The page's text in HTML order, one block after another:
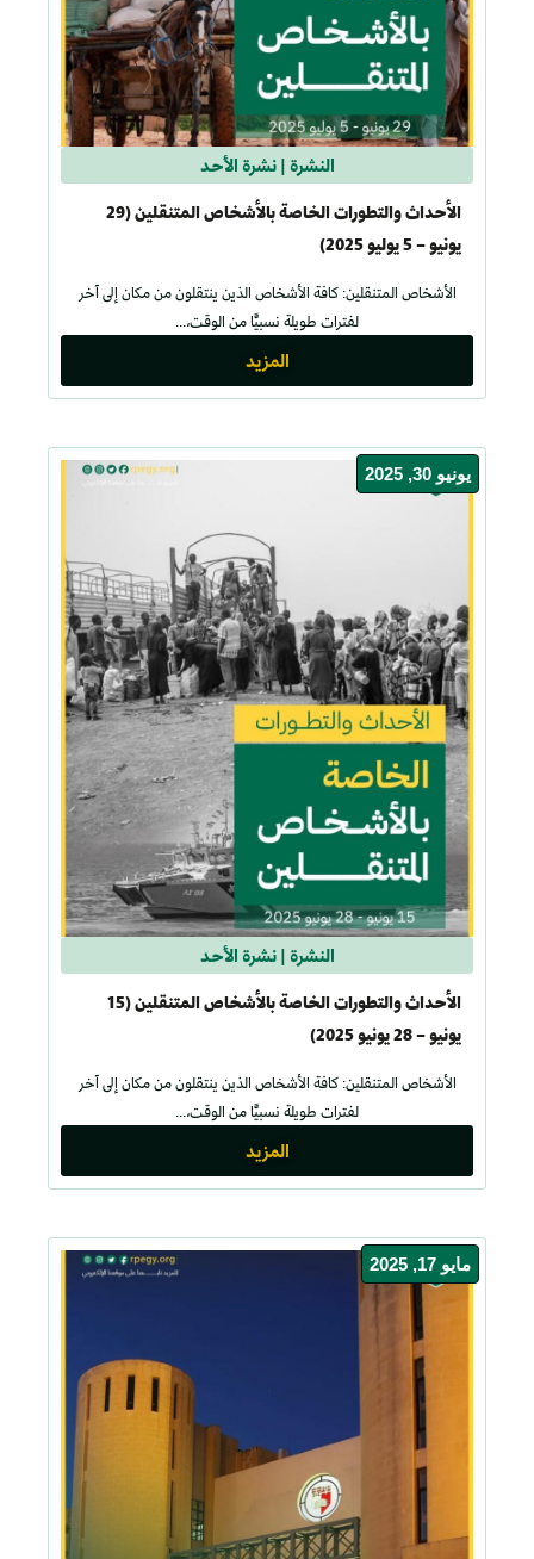
النشرة|نشرة الأحد
الأحداث والتطورات الخاصة بالأشخاص المتنقلين (29
يونيو – 5 يوليو 2025)
الأشخاص المتنقلين: كافة الأشخاص الذين ينتقلون من مكان إلى آخر
لفترات طويلة نسبيًّا من الوقت،...
المزيد
يونيو 30, 2025
النشرة|نشرة الأحد
الأحداث والتطورات الخاصة بالأشخاص المتنقلين (15
يونيو – 28 يونيو 2025)
الأشخاص المتنقلين: كافة الأشخاص الذين ينتقلون من مكان إلى آخر
لفترات طويلة نسبيًّا من الوقت،...
المزيد
مايو 17, 2025